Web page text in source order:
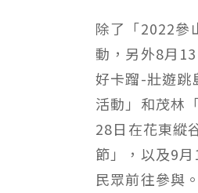
除了「2022參
動，另外8月
好卡蹓-壯遊
活動」和茂林
28日在花東縱
節」，以及9
民眾前往參與。